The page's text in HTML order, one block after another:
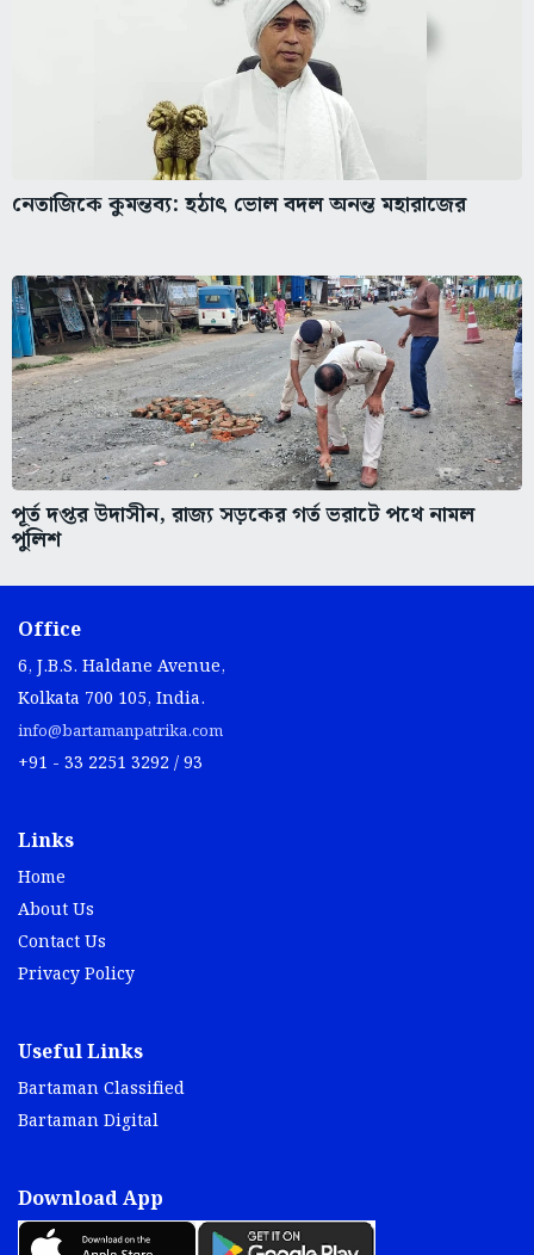
নেতাজিকে কুমন্তব্য: হঠাৎ ভোল বদল অনন্ত মহারাজের
পূর্ত দপ্তর উদাসীন, রাজ্য সড়কের গর্ত ভরাটে পথে নামল
পুলিশ
Office
6, J.B.S. Haldane Avenue,
Kolkata 700 105, India.
info@bartamanpatrika.com
+91 - 33 2251 3292 / 93
Links
Home
About Us
Contact Us
Privacy Policy
Useful Links
Bartaman Classified
Bartaman Digital
Download App